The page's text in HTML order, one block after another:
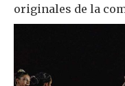
originales de la